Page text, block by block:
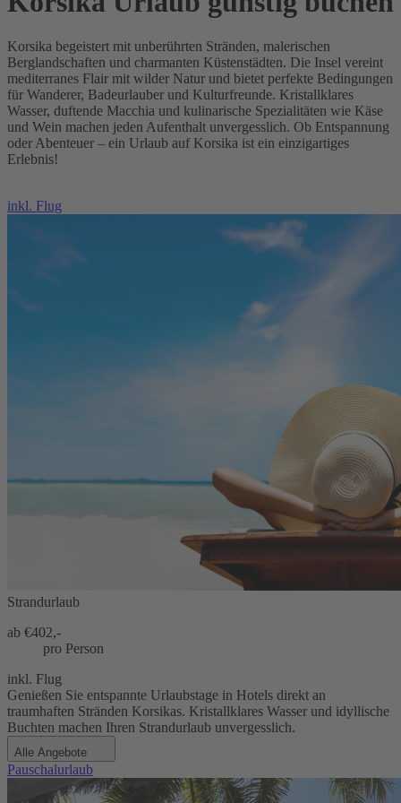
Korsika begeistert mit unberührten Stränden, malerischen
Berglandschaften und charmanten Küstenstädten. Die Insel vereint
mediterranes Flair mit wilder Natur und bietet perfekte Bedingungen
für Wanderer, Badeurlauber und Kulturfreunde. Kristallklares
Wasser, duftende Macchia und kulinarische Spezialitäten wie Käse
und Wein machen jeden Aufenthalt unvergesslich. Ob Entspannung
oder Abenteuer – ein Urlaub auf Korsika ist ein einzigartiges
Erlebnis!
inkl. Flug
Strandurlaub
ab €402,-
pro Person
inkl. Flug
Genießen Sie entspannte Urlaubstage in Hotels direkt an
traumhaften Stränden Korsikas. Kristallklares Wasser und idyllische
Buchten machen Ihren Strandurlaub unvergesslich.
Alle Angebote
Pauschalurlaub